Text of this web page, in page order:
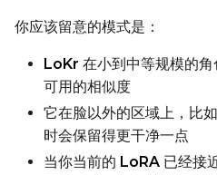
你应该留意的模式是：
LoKr 在小到中等规模的
可用的相似度
它在脸以外的区域上，比
时会保留得更干净一点
当你当前的 LoRA 已经接